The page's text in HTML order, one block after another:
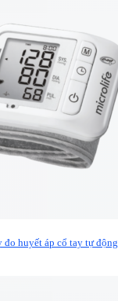
đo huyết áp cổ tay tự động